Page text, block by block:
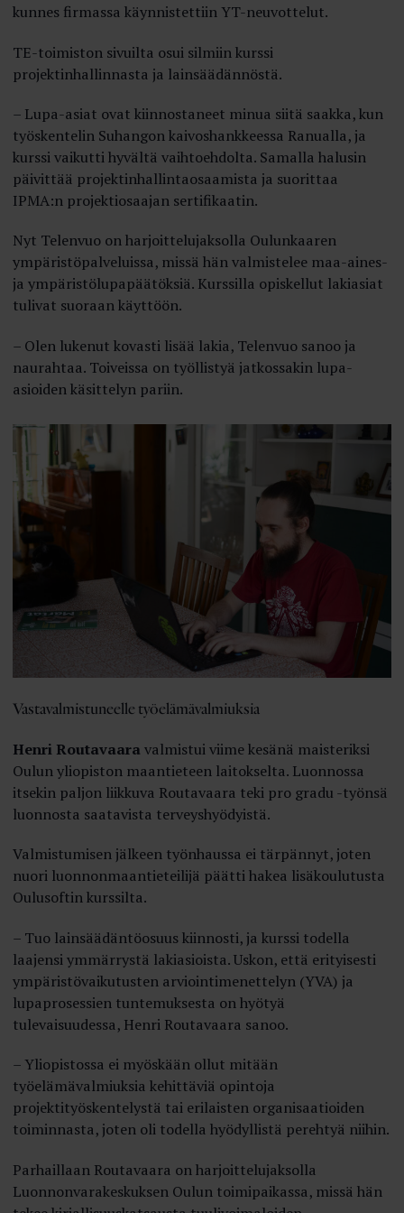
kunnes firmassa käynnistettiin YT-neuvottelut.
TE-toimiston sivuilta osui silmiin kurssi
projektinhallinnasta ja lainsäädännöstä.
– Lupa-asiat ovat kiinnostaneet minua siitä saakka, kun
työskentelin Suhangon kaivoshankkeessa Ranualla, ja
kurssi vaikutti hyvältä vaihtoehdolta. Samalla halusin
päivittää projektinhallintaosaamista ja suorittaa
IPMA:n projektiosaajan sertifikaatin.
Nyt Telenvuo on harjoittelujaksolla Oulunkaaren
ympäristöpalveluissa, missä hän valmistelee maa-aines-
ja ympäristölupapäätöksiä. Kurssilla opiskellut lakiasiat
tulivat suoraan käyttöön.
– Olen lukenut kovasti lisää lakia, Telenvuo sanoo ja
naurahtaa. Toiveissa on työllistyä jatkossakin lupa-
asioiden käsittelyn pariin.
Vastavalmistuneelle työelämävalmiuksia
Henri Routavaara valmistui viime kesänä maisteriksi
Oulun yliopiston maantieteen laitokselta. Luonnossa
itsekin paljon liikkuva Routavaara teki pro gradu -työnsä
luonnosta saatavista terveyshyödyistä.
Valmistumisen jälkeen työnhaussa ei tärpännyt, joten
nuori luonnonmaantieteilijä päätti hakea lisäkoulutusta
Oulusoftin kurssilta.
– Tuo lainsäädäntöosuus kiinnosti, ja kurssi todella
laajensi ymmärrystä lakiasioista. Uskon, että erityisesti
ympäristövaikutusten arviointimenettelyn (YVA) ja
lupaprosessien tuntemuksesta on hyötyä
tulevaisuudessa, Henri Routavaara sanoo.
– Yliopistossa ei myöskään ollut mitään
työelämävalmiuksia kehittäviä opintoja
projektityöskentelystä tai erilaisten organisaatioiden
toiminnasta, joten oli todella hyödyllistä perehtyä niihin.
Parhaillaan Routavaara on harjoittelujaksolla
Luonnonvarakeskuksen Oulun toimipaikassa, missä hän